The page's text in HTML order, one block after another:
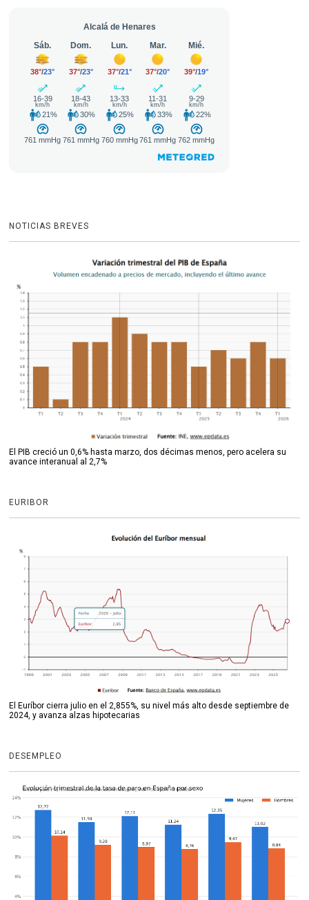
NOTICIAS BREVES
El PIB creció un 0,6% hasta marzo, dos décimas menos, pero acelera su
avance interanual al 2,7%
EURIBOR
El Euríbor cierra julio en el 2,855%, su nivel más alto desde septiembre de
2024, y avanza alzas hipotecarias
DESEMPLEO